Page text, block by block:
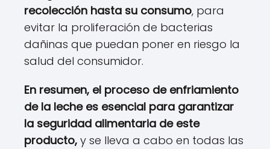
recolección hasta su consumo, para
evitar la proliferación de bacterias
dañinas que puedan poner en riesgo la
salud del consumidor.
En resumen, el proceso de enfriamiento
de la leche es esencial para garantizar
la seguridad alimentaria de este
producto, y se lleva a cabo en todas las